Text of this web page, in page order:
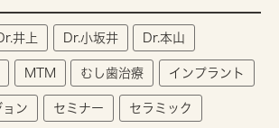
井上 Dr.小坂井 Dr.本山
MTM むし歯治療 インプラント
ョン セミナー セラミック